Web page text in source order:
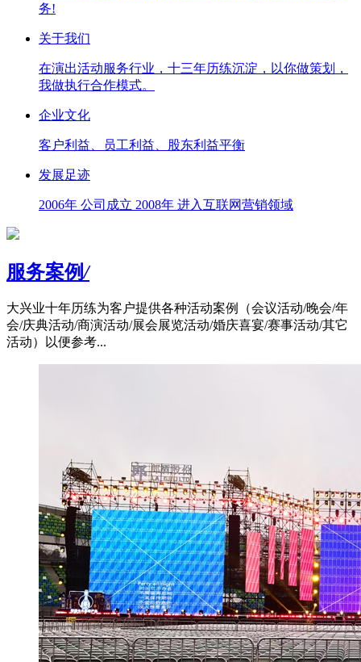
务!
关于我们
在演出活动服务行业，十三年历练沉淀，以你做策划，
我做执行合作模式。
企业文化
客户利益、员工利益、股东利益平衡
发展足迹
2006年 公司成立 2008年 进入互联网营销领域
服务案例/
大兴业十年历练为客户提供各种活动案例（会议活动/晚会/年
会/庆典活动/商演活动/展会展览活动/婚庆喜宴/赛事活动/其它
活动）以便参考...